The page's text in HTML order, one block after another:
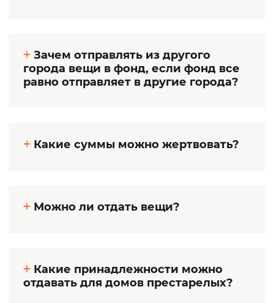
Зачем отправлять из другого
города вещи в фонд, если фонд все
равно отправляет в другие города?
Какие суммы можно жертвовать?
Можно ли отдать вещи?
Какие принадлежности можно
отдавать для домов престарелых?